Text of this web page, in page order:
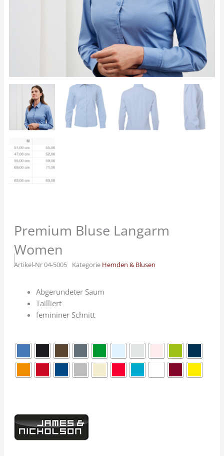
Premium Bluse Langarm
Women
Artikel-Nr04-5005 Kategorie Hemden & Blusen
Abgerundeter Saum
Tailliert
femininer Schnitt